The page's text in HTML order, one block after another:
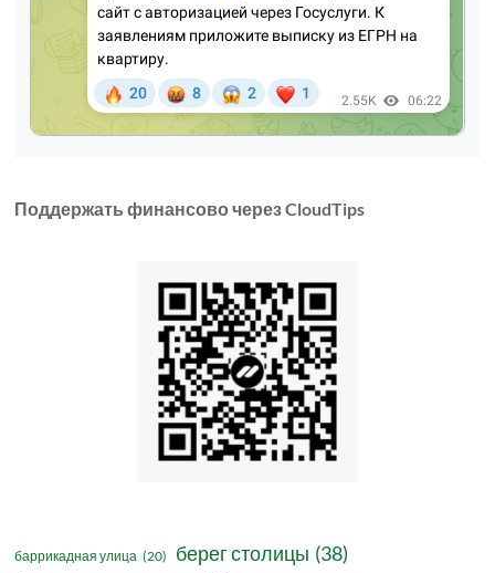
Поддержать финансово через CloudTips
баррикадная улица (20) берег столицы (38)